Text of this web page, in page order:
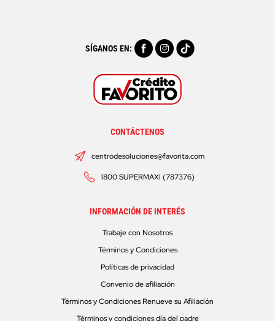
SÍGANOS EN:
CONTÁCTENOS
centrodesoluciones@favorita.com
1800 SUPERMAXI (787376)
INFORMACIÓN DE INTERÉS
Trabaje con Nosotros
Términos y Condiciones
Políticas de privacidad
Convenio de afiliación
Términos y Condiciones Renueve su Afiliación
Términos y condiciones día del padre